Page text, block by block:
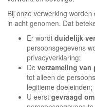
Bij onze verwerking
in acht genomen. Dat
Er wordt duidelijk
persoonsgegevens
privacyverklaring;
De verzameling
tot alleen de
legitieme doeleinden;
U eerst gevraagd